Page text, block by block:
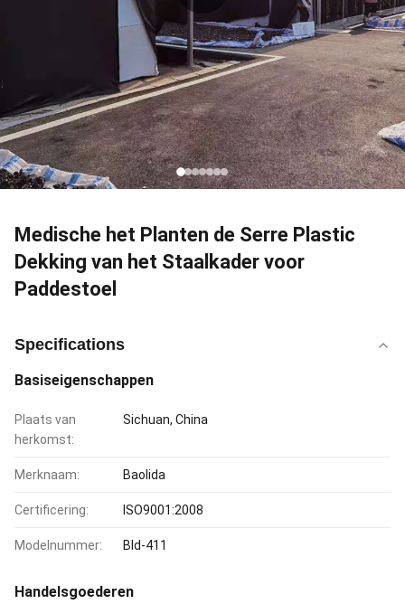
Medische het Planten de Serre Plastic
Dekking van het Staalkader voor
Paddestoel
Specifications
Basiseigenschappen
Plaats van
herkomst:
Sichuan, China
Merknaam: Baolida
Certificering: ISO9001:2008
Modelnummer: Bld-411
Handelsgoederen